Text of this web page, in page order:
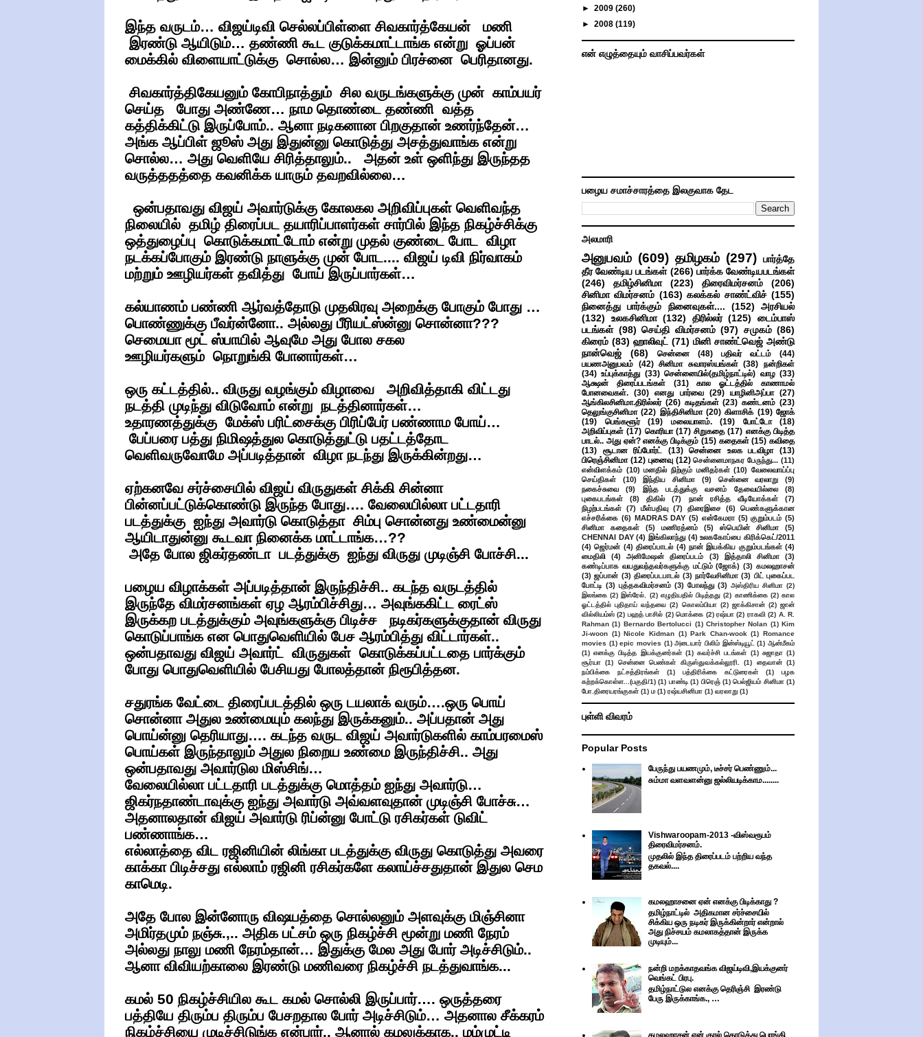
இந்த வருடம்… விஜய்டிவி செல்லப்பிள்ளை சிவகார்த்கேயன் மணி
இரண்டு ஆயிடும்… தண்ணி கூட குடுக்கமாட்டாங்க என்று ஓப்பன்
மைக்கில் விளையாட்டுக்கு சொல்ல… இன்னும் பிரச்னை பெரிதானது.
சிவகார்த்திகேயனும் கோபிநாத்தும் சில வருடங்களுக்கு முன் காம்பயர்
செய்த போது அண்ணே… நாம தொண்டை தண்ணி வத்த
கத்திக்கிட்டு இருப்போம்.. ஆனா நடிகனான பிறகுதான் உணர்ந்தேன்…
அங்க ஆப்பிள் ஜூஸ் அது இதுன்னு கொடுத்து அசத்துவாங்க என்று
சொல்ல… அது வெளியே சிரித்தாலும்.. அதன் உள் ஒளிந்து இருந்தத
வருத்ததத்தை கவனிக்க யாரும் தவறவில்லை…
ஒன்பதாவது விஜய் அவார்டுக்கு கோலகல அறிவிப்புகள் வெளிவந்த
நிலையில் தமிழ் திரைப்பட தயாரிப்பாளர்கள் சார்பில் இந்த நிகழ்ச்சிக்கு
ஒத்துழைப்பு கொடுக்கமாட்டோம் என்று முதல் குண்டை போட விழா
நடக்கப்போகும் இரண்டு நாளுக்கு முன் போட.... விஜய் டிவி நிர்வாகம்
மற்றும் ஊழியர்கள் தவித்து போய் இருப்பார்கள்…
கல்யாணம் பண்ணி ஆர்வத்தோடு முதலிரவு அறைக்கு போகும் போது …
பொண்ணுக்கு பீவர்ன்னோ.. அல்லது பீரியட்ஸ்ன்னு சொன்னா???
செமையா மூட் ஸ்பாயில் ஆவுமே அது போல சகல
ஊழியர்களும் நொறுங்கி போனார்கள்…
ஒரு கட்டத்தில்.. விருது வழங்கும் விழாவை அறிவித்தாகி விட்டது
நடத்தி முடிந்து விடுவோம் என்று நடத்தினார்கள்…
உதாரணத்துக்கு மேக்ஸ் பரிட்சைக்கு பிரிப்பேர் பண்ணாம போய்…
பேப்பரை பத்து நிமிஷத்துல கொடுத்துட்டு பதட்டத்தோட
வெளிவருவோமே அப்படித்தான் விழா நடந்து இருக்கின்றது…
ஏற்கனவே சர்ச்சையில் விஜய் விருதுகள் சிக்கி சின்னா
பின்னப்பட்டுக்கொண்டு இருந்த போது…. வேலையில்லா பட்டதாரி
படத்துக்கு ஐந்து அவார்டு கொடுத்தா சிம்பு சொன்னது உண்மைன்னு
ஆயிடாதுன்னு கூடவா நினைக்க மாட்டாங்க…??
அதே போல ஜிகர்தண்டா படத்துக்கு ஐந்து விருது முடிஞ்சி போச்சி...
பழைய விழாக்கள் அப்படித்தான் இருந்திச்சி.. கடந்த வருடத்தில்
இருந்தே விமர்சனங்கள் ஏழ ஆரம்பிச்சிது… அவுங்ககிட்ட ரைட்ஸ்
இருக்கற படத்துக்கும் அவுங்களுக்கு பிடிச்ச நடிகர்களுக்குதான் விருது
கொடுப்பாங்க என பொதுவெளியில் பேச ஆரம்பித்து விட்டார்கள்..
ஒன்பதாவது விஜய் அவார்ட் விருதுகள் கொடுக்கப்பட்டதை பார்க்கும்
போது பொதுவெளியில் பேசியது போலத்தான் நிரூபித்தன.
சதுரங்க வேட்டை திரைப்படத்தில் ஒரு டயலாக் வரும்….ஒரு பொய்
சொன்னா அதுல உண்மையும் கலந்து இருக்கனும்.. அப்பதான் அது
பொய்ன்னு தெரியாது…. கடந்த வருட விஜய் அவார்டுகளில் காம்பரமைஸ்
பொய்கள் இருந்தாலும் அதுல நிறைய உண்மை இருந்திச்சி.. அது
ஒன்பதாவது அவார்டுல மிஸ்சிங்…
வேலையில்லா பட்டதாரி படத்துக்கு மொத்தம் ஐந்து அவார்டு…
ஜிகர்நதாண்டாவுக்கு ஐந்து அவார்டு அவ்வளவுதான் முடிஞ்சி போச்சு…
அதனாலதான் விஜய் அவார்டு ரிப்ன்னு போட்டு ரசிகர்கள் டுவிட்
பண்ணாங்க…
எல்லாத்தை விட ரஜினியின் லிங்கா படத்துக்கு விருது கொடுத்து அவரை
காக்கா பிடிச்சது எல்லாம் ரஜினி ரசிகர்களே கலாய்ச்சதுதான் இதுல செம
காமெடி.
அதே போல இன்னோரு விஷயத்தை சொல்லனும் அளவுக்கு மிஞ்சினா
அமிர்தமும் நஞ்சு.,.. அதிக பட்சம் ஒரு நிகழ்ச்சி மூன்று மணி நேரம்
அல்லது நாலு மணி நேரம்தான்… இதுக்கு மேல அது போர் அடிச்சிடும்..
ஆனா விவியற்காலை இரண்டு மணிவரை நிகழ்ச்சி நடத்துவாங்க...
கமல் 50 நிகழ்ச்சியில கூட கமல் சொல்லி இருப்பார்…. ஒருத்தரை
பத்தியே திரும்ப திரும்ப பேசறதால போர் அடிச்சிடும்… அதனால சீக்கரம்
நிகழ்ச்சியை முடிச்சிடுங்க என்பார்.. ஆனால் கமலுக்காக.. மம்முட்டி
► 2009 (260)
► 2008 (119)
என் எழுத்தையும் வாசிப்பவர்கள்
பழைய சமாச்சாரத்தை இலகுவாக தேட
அலமாரி
அனுபவம் (609) தமிழகம் (297) பார்த்தே
தீர வேண்டிய படங்கள் (266) பார்க்க வேண்டியபடங்கள்
(246)
தமிழ்சினிமா (223) திரைவிமர்சனம்
(206)
சினிமா விமர்சனம் (163) கலக்கல் சாண்ட்விச் (155)
நினைத்து பார்க்கும் நினைவுகள்....
(152)
அரசியல்
(132)
உலகசினிமா (132) திரில்லர் (125)
டைம்பாஸ்
படங்கள் (98) செய்தி விமர்சனம் (97) சமுகம் (86)
கிரைம் (83) ஹாலிவுட் (71) மினி சாண்ட்வெஜ் அண்டு
நான்வெஜ்
(68) சென்னை (48) பதிவர் வட்டம்
(44)
பயணஅனுபவம் (42) சினிமா சுவாரஸ்யங்கள் (38) நன்றிகள்
(34) உப்புக்காத்து (33) சென்னையில்(தமிழ்நாட்டில்) வாழ (33)
ஆக்ஷன் திரைப்படங்கள்
(31)
கால ஓட்டத்தில் காணாமல்
போனவைகள். (30) எனது பார்வை (29) யாழினிஅப்பா (27)
ஆங்கிலசினிமா.திரில்லர் (26) கடிதங்கள் (23) கண்டனம் (23)
தெலுங்குசினிமா (22) இந்திசினிமா (20) கிளாசிக் (19) ஜோக்
(19)
பெங்களூர் (19) மலையாளம். (19) போட்டோ
(18)
அறிவிப்புகள் (17) கொரியா (17) சிறுகதை (17) எனக்கு பிடித்த
பாடல்.. அது ஏன்? எனக்கு பிடிக்கும் (15) கதைகள் (15) கவிதை
(13)
சூடான ரிப்போர்ட் (13) சென்னை உலக படவிழா
(13)
பிரெஞ்சினிமா (12) புனைவு (12) சென்னைமாநகர பேருந்து... (11)
என்விளக்கம் (10) மனதில் நிற்கும் மனிதர்கள் (10) வேலைவாய்ப்பு
செய்திகள்
(10) இந்திய சினிமா (9) சென்னை வரலாறு
(9)
நகைச்சுவை
(9) இந்த படத்துக்கு வசனம் தேவையில்லை
(8)
புகைபடங்கள்
(8) திகில் (7) நான் ரசித்த வீடியோக்கள்
(7)
நிழற்படங்கள் (7) மீள்பதிவு (7) திரைஇசை (6)
பெண்களுக்கான
எச்சரிக்கை (6) MADRAS DAY (5) என்கேமரா (5) குறும்படம் (5)
சினிமா கதைகள்
(5) மணிரத்னம் (5) ஸ்பெயின் சினிமா
(5)
CHENNAI DAY (4) இங்கிலாந்து (4) உலககோப்பை கிரிக்கெட்/2011
(4) ஜெர்மன் (4) திரைப்பாடல் (4) நான் இயக்கிய குறும்படங்கள் (4)
மைதிலி
(4) அனிமேஷன் திரைப்படம் (3) இத்தாலி சினிமா
(3)
கண்டிப்பாக வயதுவந்தவர்களுக்கு மட்டும் (ஜோக்) (3) கமலஹாசன்
(3) ஜப்பான் (3) திரைப்படபாடல் (3) நார்வேசினிமா (3) பிட் புகைப்பட
போட்டி (3) புத்தகவிமர்சனம் (3) போலந்து (3) அஸ்திரிய சினிமா (2)
இலங்கை (2) இஸ்ரேல். (2) எழுதியதில் பிடித்தது (2) காணிக்கை (2) கால
ஓட்டத்தில் புதிதாய் வந்தவை (2) கொலம்பியா (2) ஜாக்கிசான் (2) ஜான்
வில்லியம்ஸ் (2) பஹத் பாசில் (2) மொக்கை (2) ரஷ்யா (2) ராகவி (2) A. R.
Rahman (1) Bernardo Bertolucci (1) Christopher Nolan (1) Kim
Ji-woon (1) Nicole Kidman (1) Park Chan-wook (1) Romance
movies (1) epic movies (1) அடையார் பிலிம் இன்ஸ்டியூட் (1) ஆன்மீகம்
(1) எனக்கு பிடித்த இயக்குனர்கள் (1) கவர்ச்சி படங்கள் (1) சுஜாதா (1)
சூர்யா (1) சென்னை பெண்கள் கிருஸ்துவக்கல்லூரி. (1) தைவான் (1)
நம்பிக்கை நட்சத்திரங்கள்
(1) பத்திரிக்கை கட்டுரைகள் (1)
பழக
கற்றக்கொள்ள...(பகுதி/1) (1) பாண்டி (1) பிரெஞ் (1) பெல்ஜியம் சினிமா (1)
போ.திரையரங்குகள் (1) ம (1) ரஷ்யசினிமா (1) வரலாறு (1)
புள்ளி விவரம்
Popular Posts
பேருந்து பயணமும், டீச்சர் பெண்ணும்...
சும்மா வளவளன்னு ஜல்லியடிக்காம........
Vishwaroopam-2013 -விஸ்வரூபம்
திரைவிமர்சனம்.
முதலில் இந்த திரைப்படம் பற்றிய வந்த
தகவல்....
கமலஹாசனை ஏன் எனக்கு பிடிக்காது ?
தமிழ்நாட்டில் அதிகமான சர்ச்சையில்
சிக்கிய ஒரு நடிகர் இருக்கின்றார் என்றால்
அது நிச்சயம் கமலாகத்தான் இருக்க
முடியும்...
நன்றி மறக்காதவங்க விஜய்டிவி,இயக்குனர்
வெங்கட் பிரபு.
தமிழ்நாட்டுல எனக்கு தெரிஞ்சி இரண்டு
பேரு இருக்காங்க., …
கமலஹாசன் ஏன் குரல் கொடுத்து பொங்கி